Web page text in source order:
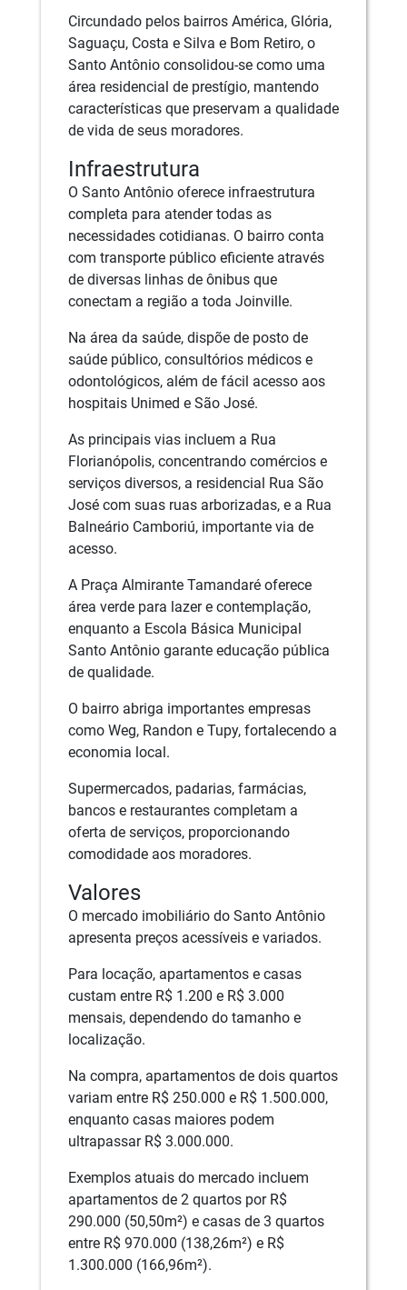
Circundado pelos bairros América, Glória,
Saguaçu, Costa e Silva e Bom Retiro, o
Santo Antônio consolidou-se como uma
área residencial de prestígio, mantendo
características que preservam a qualidade
de vida de seus moradores.
Infraestrutura
O Santo Antônio oferece infraestrutura
completa para atender todas as
necessidades cotidianas. O bairro conta
com transporte público eficiente através
de diversas linhas de ônibus que
conectam a região a toda Joinville.
Na área da saúde, dispõe de posto de
saúde público, consultórios médicos e
odontológicos, além de fácil acesso aos
hospitais Unimed e São José.
As principais vias incluem a Rua
Florianópolis, concentrando comércios e
serviços diversos, a residencial Rua São
José com suas ruas arborizadas, e a Rua
Balneário Camboriú, importante via de
acesso.
A Praça Almirante Tamandaré oferece
área verde para lazer e contemplação,
enquanto a Escola Básica Municipal
Santo Antônio garante educação pública
de qualidade.
O bairro abriga importantes empresas
como Weg, Randon e Tupy, fortalecendo a
economia local.
Supermercados, padarias, farmácias,
bancos e restaurantes completam a
oferta de serviços, proporcionando
comodidade aos moradores.
Valores
O mercado imobiliário do Santo Antônio
apresenta preços acessíveis e variados.
Para locação, apartamentos e casas
custam entre R$ 1.200 e R$ 3.000
mensais, dependendo do tamanho e
localização.
Na compra, apartamentos de dois quartos
variam entre R$ 250.000 e R$ 1.500.000,
enquanto casas maiores podem
ultrapassar R$ 3.000.000.
Exemplos atuais do mercado incluem
apartamentos de 2 quartos por R$
290.000 (50,50m²) e casas de 3 quartos
entre R$ 970.000 (138,26m²) e R$
1.300.000 (166,96m²).